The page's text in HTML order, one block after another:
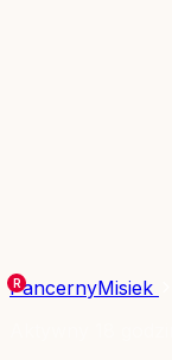
PancernyMisiek